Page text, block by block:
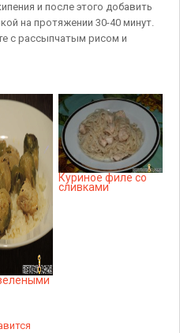
и после этого добавить
на протяжении 30-40 минут.
с рассыпчатым рисом и
Куриное филе со
сливками